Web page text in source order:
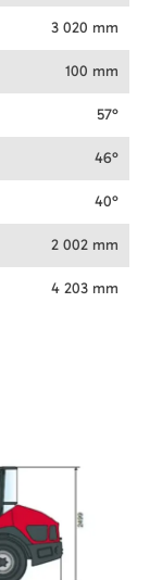
3 020 mm
100 mm
57°
46°
40°
2 002 mm
4 203 mm